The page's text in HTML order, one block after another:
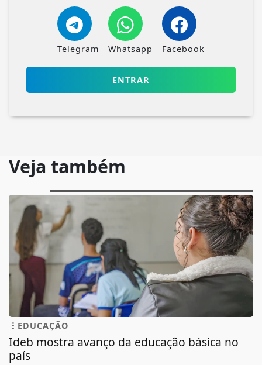
Telegram Whatsapp Facebook
ENTRAR
Veja também
EDUCAÇÃO
Ideb mostra avanço da educação básica no
país